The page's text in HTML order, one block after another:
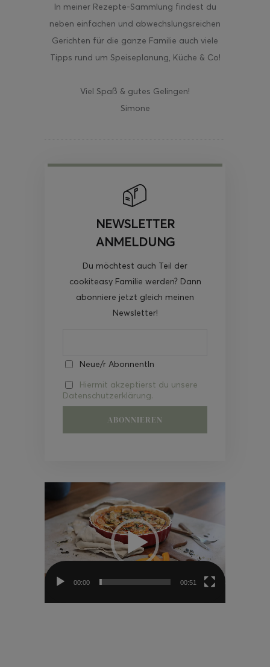
In meiner Rezepte-Sammlung findest du
neben einfachen und abwechslungsreichen
Gerichten für die ganze Familie auch viele
Tipps rund um Speiseplanung, Küche & Co!
Viel Spaß & gutes Gelingen!
Simone
NEWSLETTER
ANMELDUNG
Du möchtest auch Teil der
cookiteasy Familie werden? Dann
abonniere jetzt gleich meinen
Newsletter!
Neue/r AbonnentIn
Hiermit akzeptierst du unsere
Datenschutzerklärung.
Video-
00:00 00:51